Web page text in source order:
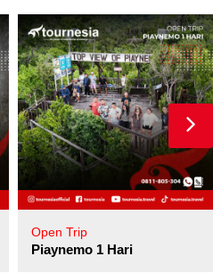
Open Trip
Piaynemo 1 Hari